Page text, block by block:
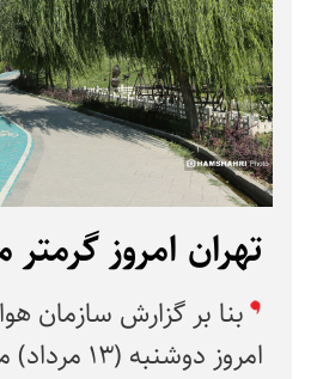
تهران امروز
بنا بر گزارش سازمان
امروز